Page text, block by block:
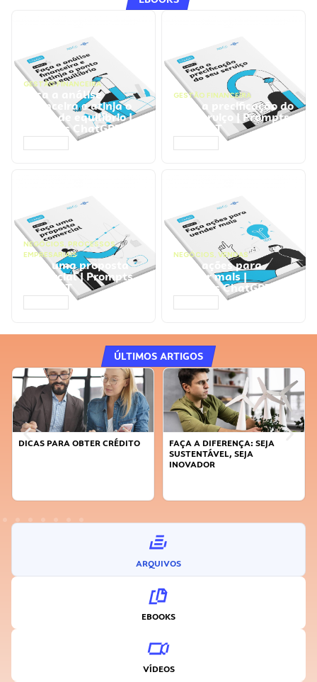
GESTÃO FINANCEIRA
Faça a análise
financeira e atinja o
ponto de equilíbrio |
Prompts ChatGPT
GESTÃO FINANCEIRA
Faça a precificação do
seu serviço | Prompts
ChatGPT
NEGÓCIOS, PROCESSOS
EMPRESARIAIS
Faça uma proposta
comercial | Prompts
ChatGPT
NEGÓCIOS, VENDAS
Faça ações para
vender mais |
Prompts ChatGPT
ÚLTIMOS ARTIGOS
DICAS PARA OBTER CRÉDITO
FAÇA A DIFERENÇA: SEJA
SUSTENTÁVEL, SEJA
INOVADOR
ARQUIVOS
EBOOKS
VÍDEOS